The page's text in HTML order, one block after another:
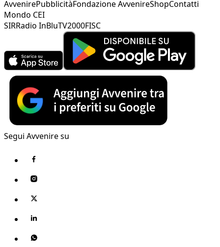
AvvenirePubblicitàFondazione AvvenireShopContatti
Mondo CEI
SIRRadio InBluTV2000FISC
Segui Avvenire su